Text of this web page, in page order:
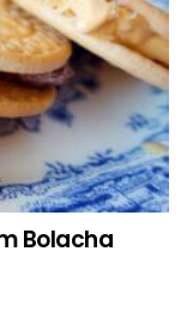
Bolacha